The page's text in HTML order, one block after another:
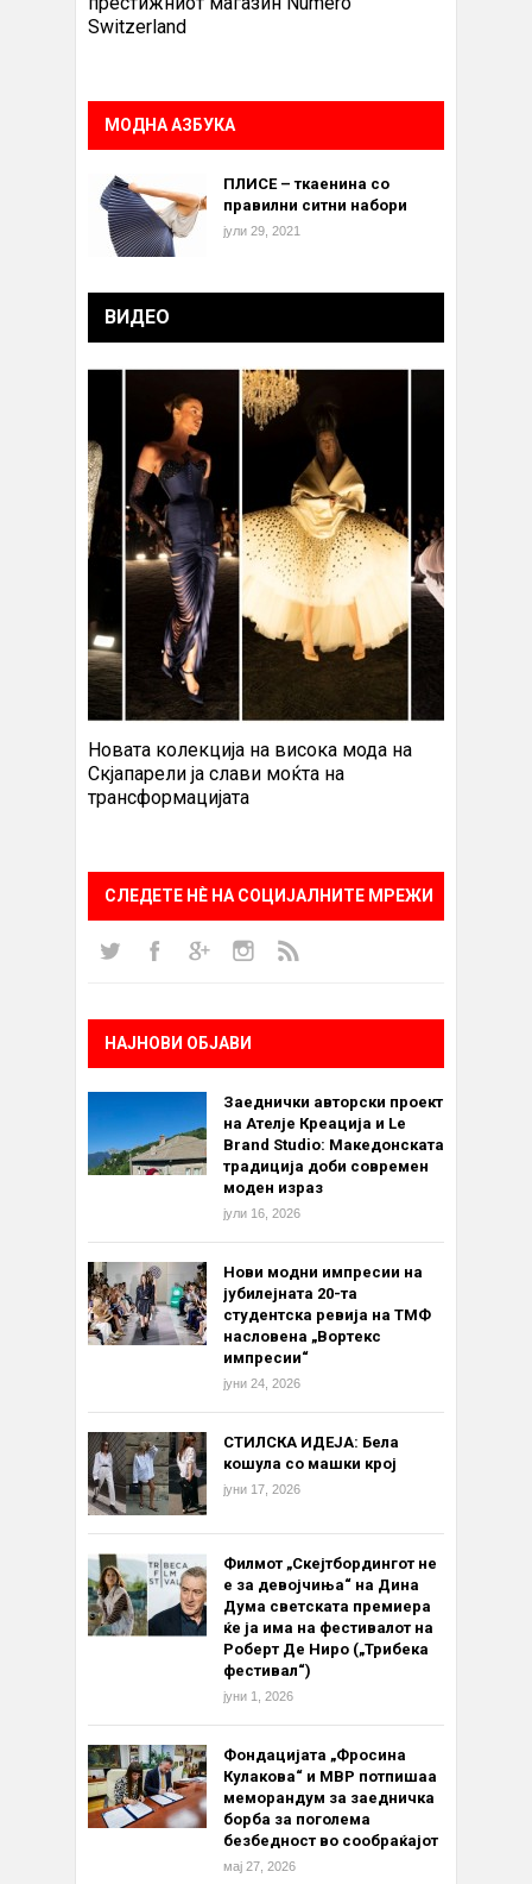
Switzerland
МОДНА АЗБУКА
ПЛИСЕ – ткаенина со
правилни ситни набори
јули 29, 2021
ВИДЕО
Новата колекција на висока мода на
Скјапарели ја слави моќта на
трансформацијата
СЛЕДЕТЕ НÈ НА СОЦИЈАЛНИТЕ МРЕЖИ
НАЈНОВИ ОБЈАВИ
Заеднички авторски проект
на Ателје Креација и Le
Brand Studio: Македонската
традиција доби современ
моден израз
јули 16, 2026
Нови модни импресии на
јубилејната 20-та
студентска ревија на ТМФ
насловена „Вортекс
импресии“
јуни 24, 2026
СТИЛСКА ИДЕЈА: Бела
кошула со машки крој
јуни 17, 2026
Филмот „Скејтбордингот не
е за девојчиња“ на Дина
Дума светската премиера
ќе ја има на фестивалот на
Роберт Де Ниро („Трибека
фестивал“)
јуни 1, 2026
Фондацијата „Фросина
Кулакова“ и МВР потпишаа
меморандум за заедничка
борба за поголема
безбедност во сообраќајот
мај 27, 2026